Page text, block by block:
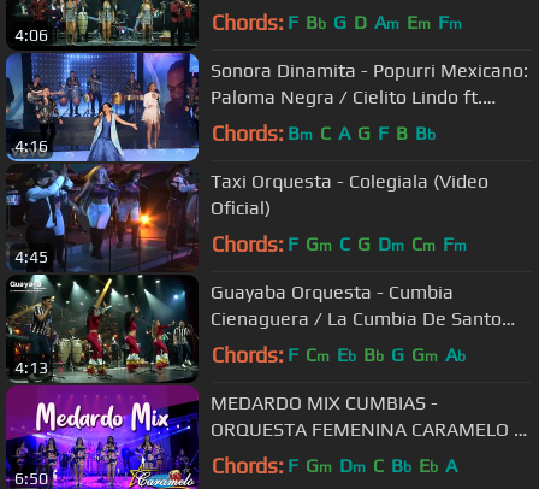
4:06
(En Vivo)
Chords: F Bb G D Am Em Fm
4:16
Sonora Dinamita - Popurri Mexicano:
Paloma Negra / Cielito Lindo ft.
Claudia Sierra
Chords: Bm C A G F B Bb
4:45
Taxi Orquesta - Colegiala (Video
Oficial)
Chords: F Gm C G Dm Cm Fm
4:13
Guayaba Orquesta - Cumbia
Cienaguera / La Cumbia De Santo
Domingo (En Vivo)
Chords: F Cm Eb Bb G Gm Ab
6:50
MEDARDO MIX CUMBIAS -
ORQUESTA FEMENINA CARAMELO -
15 AÑOS DE ÉXITOS
Chords: F Gm Dm C Bb Eb A